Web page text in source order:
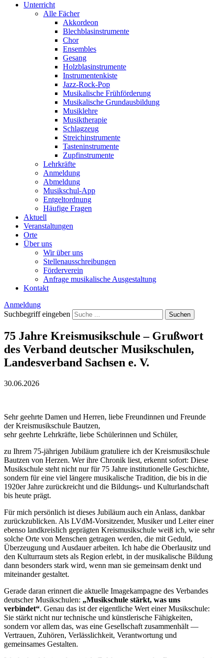
Unterricht
Alle Fächer
Akkordeon
Blechblasinstrumente
Chor
Ensembles
Gesang
Holzblasinstrumente
Instrumentenkiste
Jazz-Rock-Pop
Musikalische Frühförderung
Musikalische Grundausbildung
Musiklehre
Musiktherapie
Schlagzeug
Streichinstrumente
Tasteninstrumente
Zupfinstrumente
Lehrkräfte
Anmeldung
Abmeldung
Musikschul-App
Entgeltordnung
Häufige Fragen
Aktuell
Veranstaltungen
Orte
Über uns
Wir über uns
Stellenausschreibungen
Förderverein
Anfrage musikalische Ausgestaltung
Kontakt
Anmeldung
Suchbegriff eingeben
Suchen
75 Jahre Kreismusikschule – Grußwort
des Verband deutscher Musikschulen,
Landesverband Sachsen e. V.
30.06.2026
Sehr geehrte Damen und Herren, liebe Freundinnen und Freunde
der Kreismusikschule Bautzen,
sehr geehrte Lehrkräfte, liebe Schülerinnen und Schüler,
zu Ihrem 75-jährigen Jubiläum gratuliere ich der Kreismusikschule
Bautzen von Herzen. Wer ihre Chronik liest, erkennt sofort: Diese
Musikschule steht nicht nur für 75 Jahre institutionelle Geschichte,
sondern für eine viel längere musikalische Tradition, die bis in die
1920er Jahre zurückreicht und die Bildungs- und Kulturlandschaft
bis heute prägt.
Für mich persönlich ist dieses Jubiläum auch ein Anlass, dankbar
zurückzublicken. Als LVdM-Vorsitzender, Musiker und Leiter einer
ebenso landkreislich geprägten Kreismusikschule weiß ich, wie sehr
solche Orte von Menschen getragen werden, die mit Geduld,
Überzeugung und Ausdauer arbeiten. Ich habe die Oberlausitz und
den Kulturraum stets als Region erlebt, in der musikalische Bildung
dann besonders stark wird, wenn man sie gemeinsam denkt und
miteinander gestaltet.
Gerade daran erinnert die aktuelle Imagekampagne des Verbandes
deutscher Musikschulen: „Musikschule stärkt, was uns
verbindet“. Genau das ist der eigentliche Wert einer Musikschule:
Sie stärkt nicht nur technische und künstlerische Fähigkeiten,
sondern vor allem das, was eine Gesellschaft zusammenhält —
Vertrauen, Zuhören, Verlässlichkeit, Verantwortung und
gemeinsames Gestalten.